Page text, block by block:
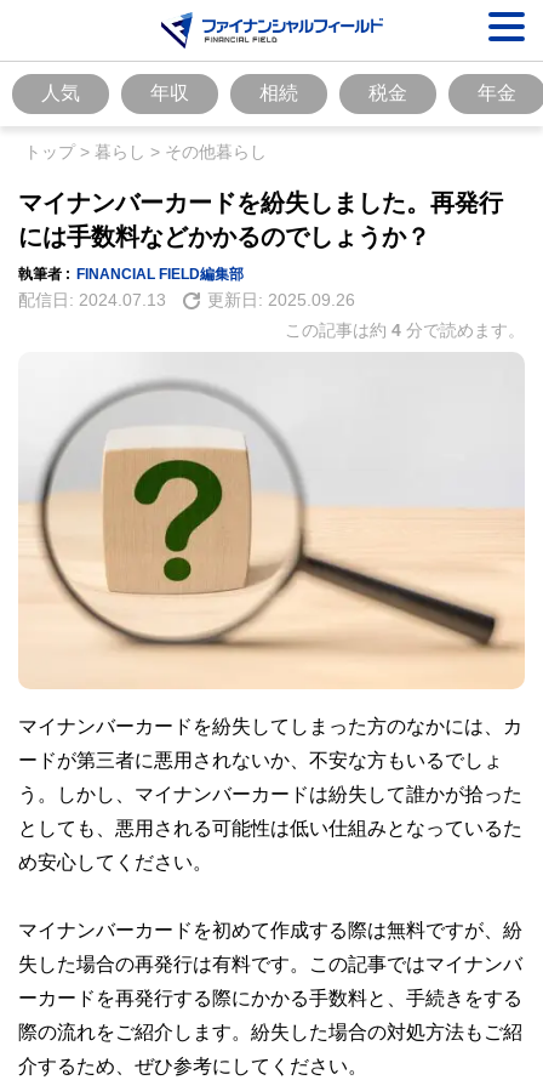
人気 年収 相続 税金 年金
トップ> 暮らし > その他暮らし
マイナンバーカードを紛失しました。再発行
には手数料などかかるのでしょうか？
執筆者 : FINANCIAL FIELD編集部
配信日: 2024.07.13 更新日: 2025.09.26
この記事は約 4 分で読めます。
マイナンバーカードを紛失してしまった方のなかには、カ
ードが第三者に悪用されないか、不安な方もいるでしょ
う。しかし、マイナンバーカードは紛失して誰かが拾った
としても、悪用される可能性は低い仕組みとなっているた
め安心してください。
マイナンバーカードを初めて作成する際は無料ですが、紛
失した場合の再発行は有料です。この記事ではマイナンバ
ーカードを再発行する際にかかる手数料と、手続きをする
際の流れをご紹介します。紛失した場合の対処方法もご紹
介するため、ぜひ参考にしてください。